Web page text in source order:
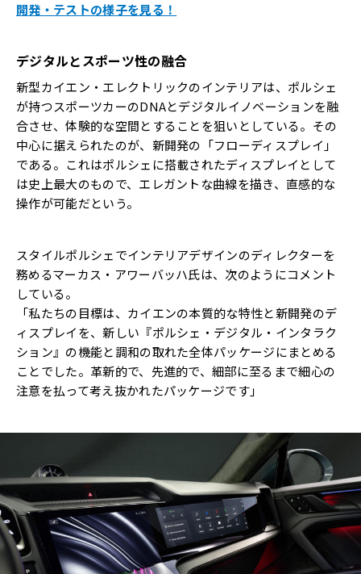
開発・テストの様子を見る！
デジタルとスポーツ性の融合
新型カイエン・エレクトリックのインテリアは、ポルシェ
が持つスポーツカーのDNAとデジタルイノベーションを融
合させ、体験的な空間とすることを狙いとしている。その
中心に据えられたのが、新開発の「フローディスプレイ」
である。これはポルシェに搭載されたディスプレイとして
は史上最大のもので、エレガントな曲線を描き、直感的な
操作が可能だという。
スタイルポルシェでインテリアデザインのディレクターを
務めるマーカス・アワーバッハ氏は、次のようにコメント
している。
「私たちの目標は、カイエンの本質的な特性と新開発のデ
ィスプレイを、新しい『ポルシェ・デジタル・インタラク
ション』の機能と調和の取れた全体パッケージにまとめる
ことでした。革新的で、先進的で、細部に至るまで細心の
注意を払って考え抜かれたパッケージです」